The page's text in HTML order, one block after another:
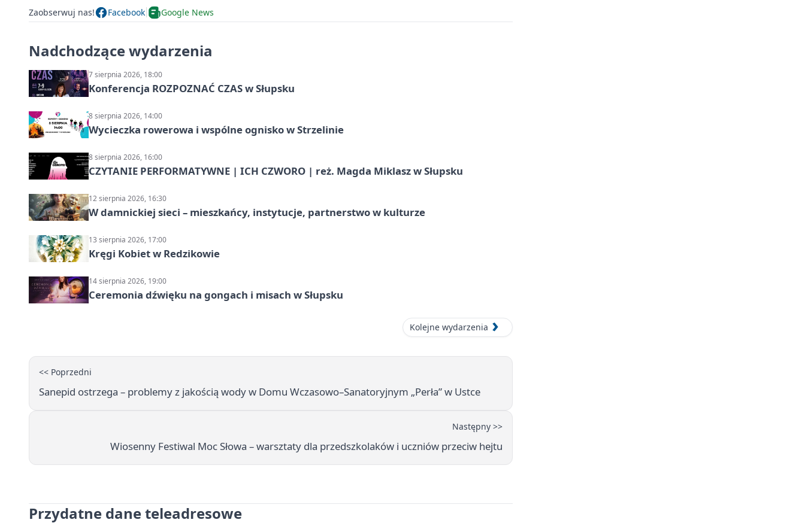
Zaobserwuj nas! Facebook Google News
Nadchodzące wydarzenia
7 sierpnia 2026, 18:00
Konferencja ROZPOZNAĆ CZAS w Słupsku
8 sierpnia 2026, 14:00
Wycieczka rowerowa i wspólne ognisko w Strzelinie
8 sierpnia 2026, 16:00
CZYTANIE PERFORMATYWNE | ICH CZWORO | reż. Magda Miklasz w Słupsku
12 sierpnia 2026, 16:30
W damnickiej sieci – mieszkańcy, instytucje, partnerstwo w kulturze
13 sierpnia 2026, 17:00
Kręgi Kobiet w Redzikowie
14 sierpnia 2026, 19:00
Ceremonia dźwięku na gongach i misach w Słupsku
Kolejne wydarzenia
<< Poprzedni
Sanepid ostrzega – problemy z jakością wody w Domu Wczasowo–Sanatoryjnym „Perła” w Ustce
Następny >>
Wiosenny Festiwal Moc Słowa – warsztaty dla przedszkolaków i uczniów przeciw hejtu
Przydatne dane teleadresowe